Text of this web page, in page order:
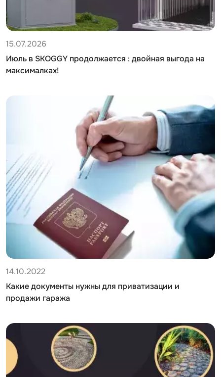
15.07.2026
Июль в SKOGGY продолжается : двойная выгода на
максималках!
14.10.2022
Какие документы нужны для приватизации и
продажи гаража